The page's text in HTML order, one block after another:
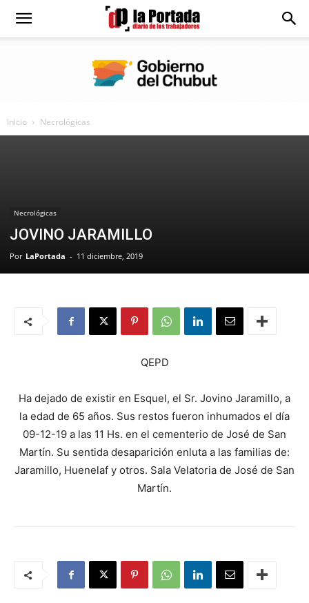
Diario
Portada
Inicio Necrológicas
Necrológicas
JOVINO JARAMILLO
Por LaPortada - 11 diciembre, 2019
QEPD
Ha dejado de existir en Esquel, el Sr. Jovino Jaramillo, a
la edad de 65 años. Sus restos fueron inhumados el día
09-12-19 a las 11 Hs. en el cementerio de José de San
Martín. Su sentida desaparición enluta a las familias de:
Jaramillo, Huenelaf y otros. Sala Velatoria de José de San
Martín.